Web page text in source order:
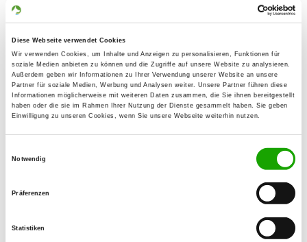
Diese Webseite verwendet Cookies
Wir verwenden Cookies, um Inhalte und Anzeigen zu personalisieren, Funktionen für
soziale Medien anbieten zu können und die Zugriffe auf unsere Website zu analysieren.
Außerdem geben wir Informationen zu Ihrer Verwendung unserer Website an unsere
Partner für soziale Medien, Werbung und Analysen weiter. Unsere Partner führen diese
Informationen möglicherweise mit weiteren Daten zusammen, die Sie ihnen bereitgestellt
haben oder die sie im Rahmen Ihrer Nutzung der Dienste gesammelt haben. Sie geben
Einwilligung zu unseren Cookies, wenn Sie unsere Webseite weiterhin nutzen.
Notwendig
Präferenzen
Statistiken
Am Ende der Dorfstr.
66292 Riegelsberg
Phone:
06806 869785
Handy:
schaeferhunde-klein@web.de
Offer: